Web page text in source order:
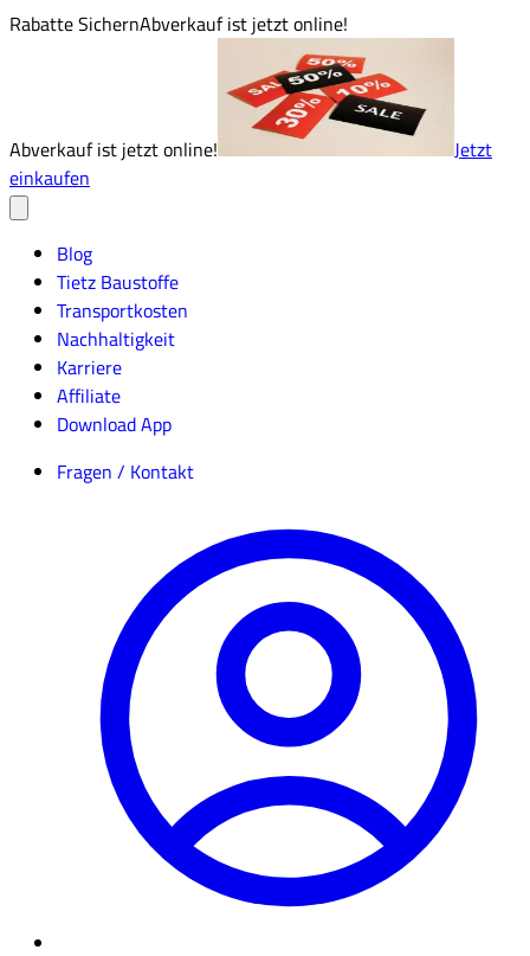
Rabatte SichernAbverkauf ist jetzt online!
Abverkauf ist jetzt online!
Jetzt
einkaufen
Blog
Tietz Baustoffe
Transportkosten
Nachhaltigkeit
Karriere
Affiliate
Download App
Fragen / Kontakt